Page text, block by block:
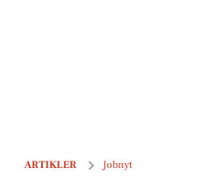
ARTIKLER Jobnyt
Bliv kvalitetskontrolmedarbejder